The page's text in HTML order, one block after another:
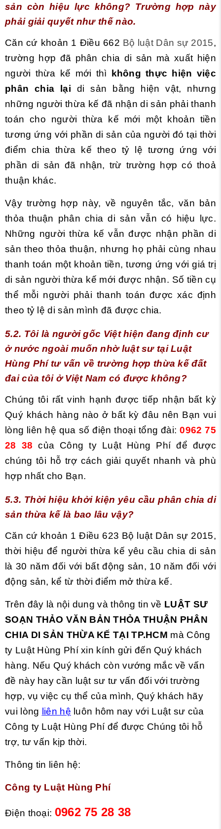
sản còn hiệu lực không? Trường hợp này
phải giải quyết như thế nào.
Căn cứ khoản 1 Điều 662 Bộ luật Dân sự 2015,
trường hợp đã phân chia di sản mà xuất hiện
người thừa kế mới thì
không thực hiện việc
phân chia lại di sản bằng hiện vật, nhưng
những người thừa kế đã nhận di sản phải thanh
toán cho người thừa kế mới một khoản tiền
tương ứng với phần di sản của người đó tại thời
điểm chia thừa kế theo tỷ lệ tương ứng với
phần di sản đã nhận, trừ trường hợp có thoả
thuận khác.
Vậy trường hợp này, về nguyên tắc, văn bản
thỏa thuận phân chia di sản vẫn có hiệu lực.
Những người thừa kế vẫn được nhận phần di
sản theo thỏa thuận, nhưng họ phải cùng nhau
thanh toán một khoản tiền, tương ứng với giá trị
di sản người thừa kế mới được nhận. Số tiền cụ
thể mỗi người phải thanh toán được xác định
theo tỷ lệ di sản mình đã được chia.
5.2. Tôi là người gốc Việt hiện đang định cư
ở nước ngoài muốn nhờ luật sư tại Luật
Hùng Phí tư vấn về trường hợp thừa kế đất
đai của tôi ở Việt Nam có được không?
Chúng tôi rất vinh hạnh được tiếp nhận bất kỳ
Quý khách hàng nào ở bất kỳ đâu nên Bạn vui
lòng liên hệ qua số điện thoại tổng đài: 0962 75
28 38 của Công ty Luật Hùng Phí để được
chúng tôi hỗ trợ cách giải quyết nhanh và phù
hợp nhất cho Bạn.
5.3. Thời hiệu khởi kiện yêu cầu phân chia di
sản thừa kế là bao lâu vậy?
Căn cứ khoản 1 Điều 623 Bộ luật Dân sự 2015,
thời hiệu để người thừa kế yêu cầu chia di sản
là 30 năm đối với bất động sản, 10 năm đối với
động sản, kể từ thời điểm mở thừa kế.
Trên đây là nội dung và thông tin về LUẬT SƯ
SOẠN THẢO VĂN BẢN THỎA THUẬN PHÂN
CHIA DI SẢN THỪA KẾ TẠI TP.HCM mà Công
ty Luật Hùng Phí xin kính gửi đến Quý khách
hàng. Nếu Quý khách còn vướng mắc về vấn
đề này hay cần luật sư tư vấn đối với trường
hợp, vụ việc cụ thể của mình, Quý khách hãy
vui lòng liên hệ luôn hôm nay với Luật sư của
Công ty Luật Hùng Phí để được Chúng tôi hỗ
trợ, tư vấn kịp thời.
Thông tin liên hệ:
Công ty Luật Hùng Phí
Điện thoại: 0962 75 28 38